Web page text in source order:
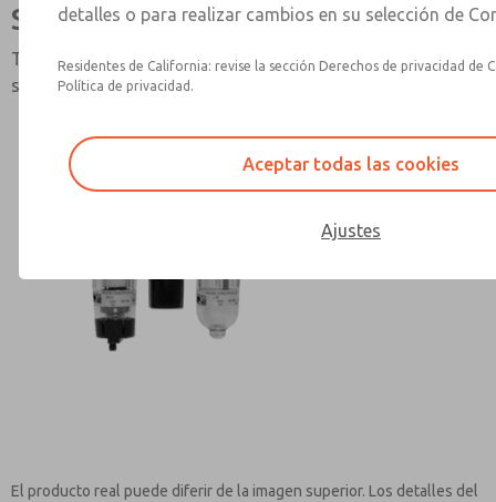
Serie Bantam
Tamaños de puerto de 1/8" y 1/4"; Caudal de hasta 22
scfm (623 l/min)
El producto real puede diferir de la imagen superior. Los detalles del
Contact ROSS Mexico for
detalles o para realizar cambios en su selección de
Residentes de California: revise la sección Derechos de privacidad de
Política de privacidad.
Aceptar todas las cookies
Ajustes